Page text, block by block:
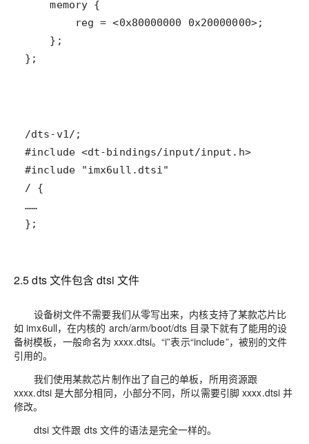
};
#include <dt-bindings/input/input.h>
};
2.5 dts 文件包含 dtsi 文件
设备树文件不需要我们从零写出来，内核支持了某款芯片比
如 imx6ull，在内核的 arch/arm/boot/dts 目录下就有了能用的设
备树模板，一般命名为 xxxx.dtsi。“i”表示“include”，被别的文件
引用的。
我们使用某款芯片制作出了自己的单板，所用资源跟
xxxx.dtsi 是大部分相同，小部分不同，所以需要引脚 xxxx.dtsi 并
修改。
dtsi 文件跟 dts 文件的语法是完全一样的。